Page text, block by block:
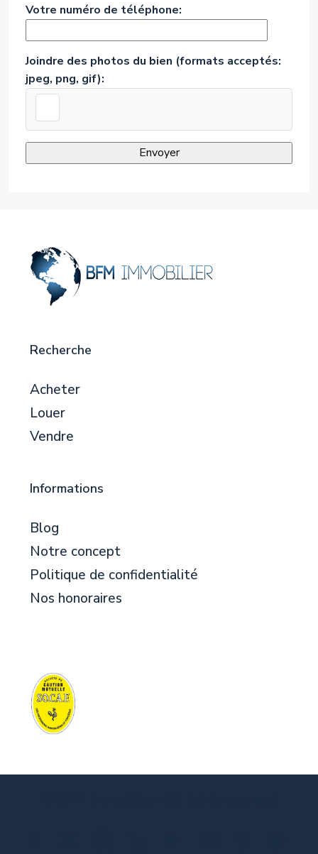
Votre numéro de téléphone:
Joindre des photos du bien (formats acceptés:
jpeg, png, gif):
Recherche
Acheter
Louer
Vendre
Informations
Blog
Notre concept
Politique de confidentialité
Nos honoraires